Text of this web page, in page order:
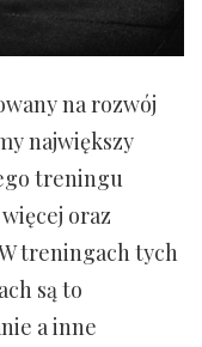
na rozwój
największy
treningu
oraz
treningach tych
są to
a inne